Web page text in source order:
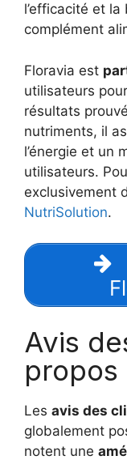
l’efficacité et
complément
Floravia est
utilisateurs
résultats
nutriments, il
l’énergie et un
utilisateurs.
exclusivement
NutriSolution.
Avis
Les avis des
globalement
notent une